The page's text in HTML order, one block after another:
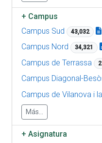
+ Campus
Campus Sud
43,032
Campus Nord 34,321
Campus de Terrassa
Campus Diagonal-
Campus de Vilanova i
Más...
+Asignatura